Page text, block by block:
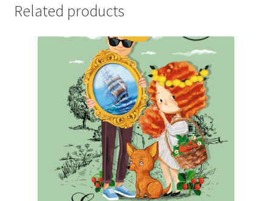
Related products